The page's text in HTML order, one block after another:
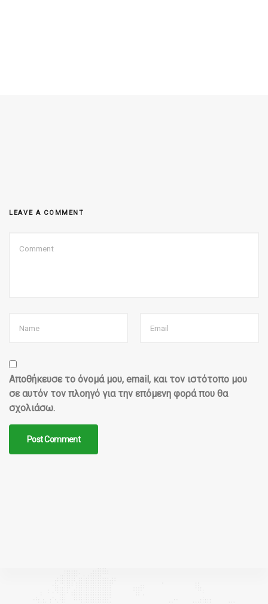
LEAVE A COMMENT
Αποθήκευσε το όνομά μου, email, και τον ιστότοπο μου
σε αυτόν τον πλοηγό για την επόμενη φορά που θα
σχολιάσω.